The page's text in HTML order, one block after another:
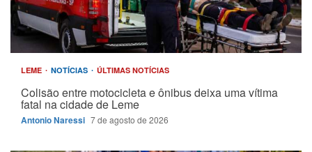
LEME NOTÍCIAS ÚLTIMAS NOTÍCIAS
Colisão entre motocicleta e ônibus deixa uma vítima
fatal na cidade de Leme
Antonio Naressi 7 de agosto de 2026